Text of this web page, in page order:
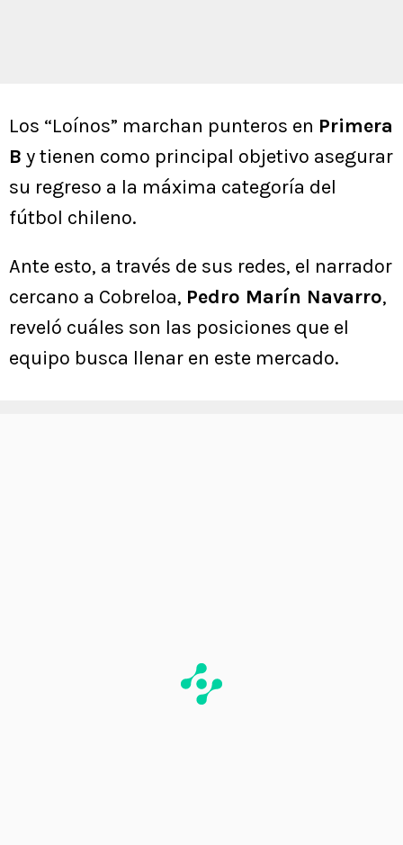
Los “Loínos” marchan punteros en Primera
B y tienen como principal objetivo asegurar
su regreso a la máxima categoría del
fútbol chileno.
Ante esto, a través de sus redes, el narrador
cercano a Cobreloa, Pedro Marín Navarro,
reveló cuáles son las posiciones que el
equipo busca llenar en este mercado.